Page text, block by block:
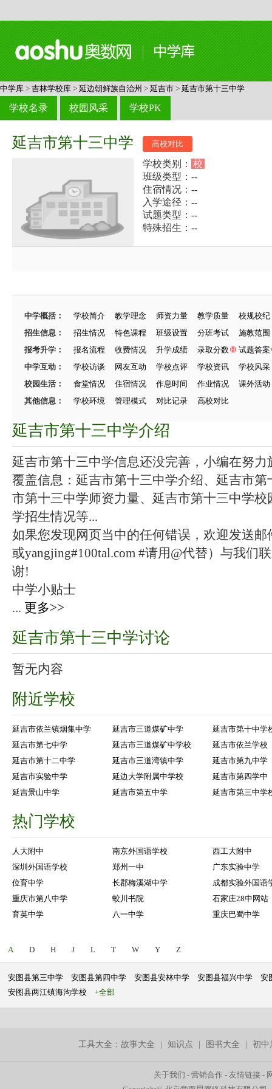
中学库 > 吉林学校库 > 延边朝鲜族自治州 > 延吉市 > 延吉市第十三中学
学校名录 校园风采 学校PK
延吉市第十三中学 高校对比
学校类别： 校
班级类型：--
住宿情况：--
入学途径：--
试题类型：--
特殊招生：--
中学概括： 学校简介 教学理念 师资力量 教学质量
校规校纪
招生信息：
招生情况 特色课程 班级设置 分班考试
施教范围
报考升学：
报名流程 收费情况 升学成绩 录取分数
试题答案
中学互动：
学校访谈 网友互动 学校点评 学校资讯
学校风采
校园生活：
食堂情况 住宿情况 作息时间 作业情况
课外活动
其他信息：
学校环境 管理模式 对比记录 高校对比
延吉市第十三中学介绍
延吉市第十三中学信息还没完善，小编在努力
覆盖信息：延吉市第十三中学介绍、延吉市
市第十三中学师资力量、延吉市第十三中学
学招生情况等...
如果您发现网页当中的任何错误，欢迎发送邮
或yangjing#100tal.com #请用@代替）与我们
谢!
中学小贴士
... 更多>>
延吉市第十三中学讨论
暂无内容
附近学校
延吉市依兰镇烟集中学 延吉市三道煤矿中学
延吉市第十中学
延吉市第七中学
延吉市三道煤矿中学校
延吉市依兰学校
延吉市第十二中学
延吉市三道湾镇中学
延吉市第九中学
延吉市实验中学
延边大学附属中学校
延吉市第四学中
延吉景山中学
延吉市第五中学 延吉市第三中学
热门学校
人大附中 南京外国语学校
西工大附中
深圳外国语学校
郑州一中
广东实验中学
位育中学
长郡梅溪湖中学
成都实验外国语
重庆市第八中学
蛟川书院
石家庄28中网站
育英中学
八一中学 重庆巴蜀中学
A D H J L T W Y Z
安图县第三中学 安图县第四中学 安图县安林中学 安图县福兴中学
安
安图县两江镇海沟学校
+全部
工具大全：故事大全 |知识点 图书大全 |初中
关于我们 -营销合作 -友情链接 -